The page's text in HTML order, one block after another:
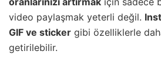
video paylaşmak yeterli değil.
GIF ve sticker gibi özelliklerle
getirilebilir.